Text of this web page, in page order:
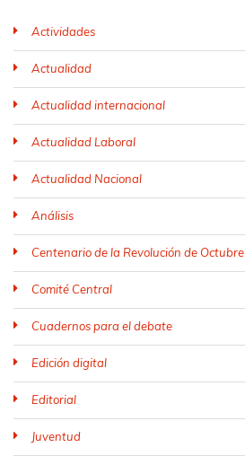
Actividades
Actualidad
Actualidad internacional
Actualidad Laboral
Actualidad Nacional
Análisis
Centenario de la Revolución de Octubre
Comité Central
Cuadernos para el debate
Edición digital
Editorial
Juventud